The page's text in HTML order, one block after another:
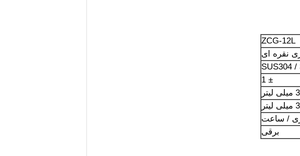
ZCG-12L
نقره ای
SUS304 /
± 1
/ ساعت
برقی